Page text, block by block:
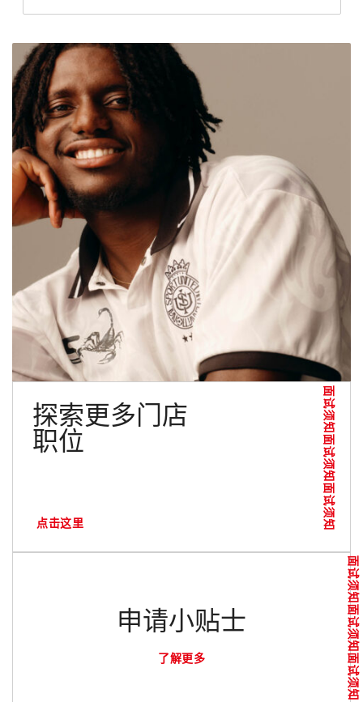
探索更多门店
职位
点击这里 面试须知
面试须知
面试须知
申请小贴士
了解更多 面试须知
面试须知
面试须知